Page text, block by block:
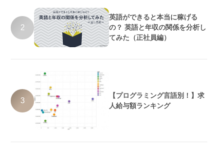
2
英語ができると本当に稼げる
の？ 英語と年収の関係を分析し
てみた（正社員編）
3
【プログラミング言語別！】求
人給与額ランキング